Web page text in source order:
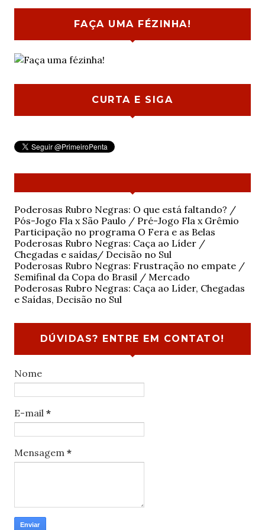
FAÇA UMA FÉZINHA!
CURTA E SIGA
Poderosas Rubro Negras: O que está faltando? /
Pós-Jogo Fla x São Paulo / Pré-Jogo Fla x Grêmio
Participação no programa O Fera e as Belas
Poderosas Rubro Negras: Caça ao Líder /
Chegadas e saídas/ Decisão no Sul
Poderosas Rubro Negras: Frustração no empate /
Semifinal da Copa do Brasil / Mercado
Poderosas Rubro Negras: Caça ao Líder, Chegadas
e Saídas, Decisão no Sul
DÚVIDAS? ENTRE EM CONTATO!
Nome
E-mail *
Mensagem *